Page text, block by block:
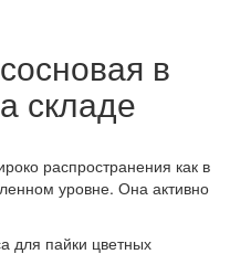
в
складе
распространения как в
уровне. Она активно
для пайки цветных